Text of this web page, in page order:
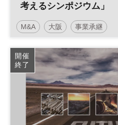
考えるシンポジウム」
～新事業承継税制や引継
事業承継支援策の有効活
M&A 大阪 事業承継
開催
終了